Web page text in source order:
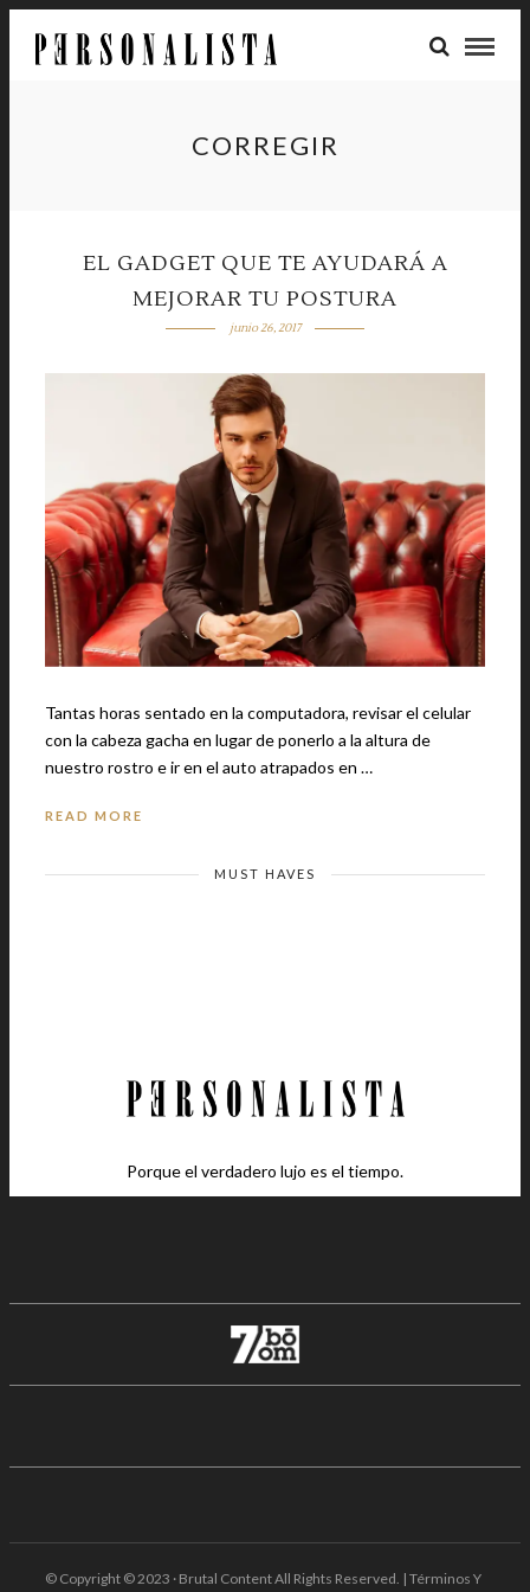
CORREGIR
EL GADGET QUE TE AYUDARÁ A
MEJORAR TU POSTURA
junio 26, 2017
Tantas horas sentado en la computadora, revisar el celular
con la cabeza gacha en lugar de ponerlo a la altura de
nuestro rostro e ir en el auto atrapados en …
READ MORE
MUST HAVES
Porque el verdadero lujo es el tiempo.
© Copyright © 2023 · Brutal Content All Rights Reserved. | Términos Y